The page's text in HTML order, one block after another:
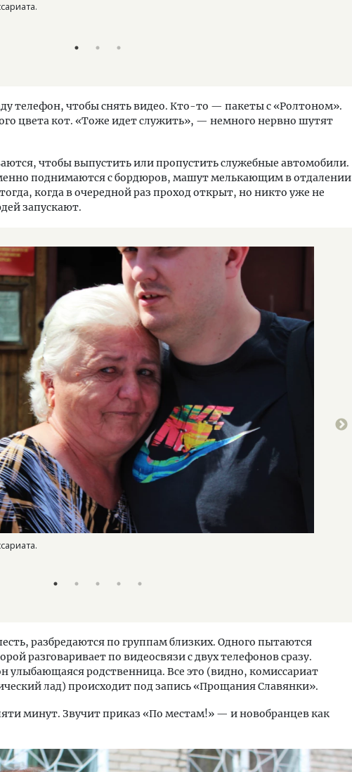
телефон, чтобы снять видео. Кто-то — пакеты с «Ролтоном».
цвета кот. «Тоже идет служить», — немного нервно шутят
чтобы выпустить или пропустить служебные автомобили.
поднимаются с бордюров, машут мелькающим в отдалении
когда в очередной раз проход открыт, но никто уже не
запускают.
разбредаются по группам близких. Одного пытаются
разговаривает по видеосвязи с двух телефонов сразу.
улыбающаяся родственница. Все это (видно, комиссариат
лад) происходит под запись «Прощания Славянки».
минут. Звучит приказ «По местам!» — и новобранцев как